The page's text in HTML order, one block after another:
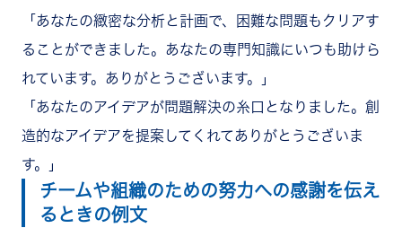
「あなたの緻密な分析と計画で、困難な問題もクリアす
ることができました。あなたの専門知識にいつも助けら
れています。ありがとうございます。」
「あなたのアイデアが問題解決の糸口となりました。創
造的なアイデアを提案してくれてありがとうございま
す。」
チームや組織のための努力への感謝を伝え
るときの例文